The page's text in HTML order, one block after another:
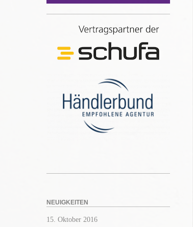
NEUIGKEITEN
15. Oktober 2016